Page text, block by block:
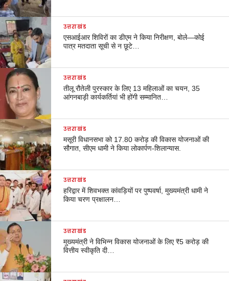
उत्तराखंड
एसआईआर शिविरों का डीएम ने किया निरीक्षण, बोले—कोई
पात्र मतदाता सूची से न छूटे…
उत्तराखंड
तीलू रौतेली पुरस्कार के लिए 13 महिलाओं का चयन, 35
आंगनबाड़ी कार्यकर्तियां भी होंगी सम्मानित…
उत्तराखंड
मसूरी विधानसभा को 17.80 करोड़ की विकास योजनाओं की
सौगात, सीएम धामी ने किया लोकार्पण-शिलान्यास.
उत्तराखंड
हरिद्वार में शिवभक्त कांवड़ियों पर पुष्पवर्षा, मुख्यमंत्री धामी ने
किया चरण प्रक्षालन…
उत्तराखंड
मुख्यमंत्री ने विभिन्न विकास योजनाओं के लिए ₹5 करोड़ की
वित्तीय स्वीकृति दी…